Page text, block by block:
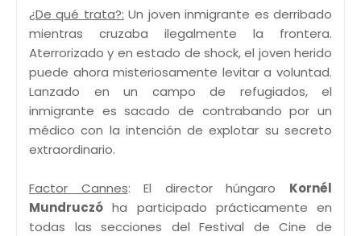
¿De qué trata?: Un joven inmigrante es derribado
mientras cruzaba ilegalmente la frontera.
Aterrorizado y en estado de shock, el joven herido
puede ahora misteriosamente levitar a voluntad.
Lanzado en un campo de refugiados, el
inmigrante es sacado de contrabando por un
médico con la intención de explotar su secreto
extraordinario.
Factor Cannes: El director húngaro Kornél
Mundruczó ha participado prácticamente en
todas las secciones del Festival de Cine de